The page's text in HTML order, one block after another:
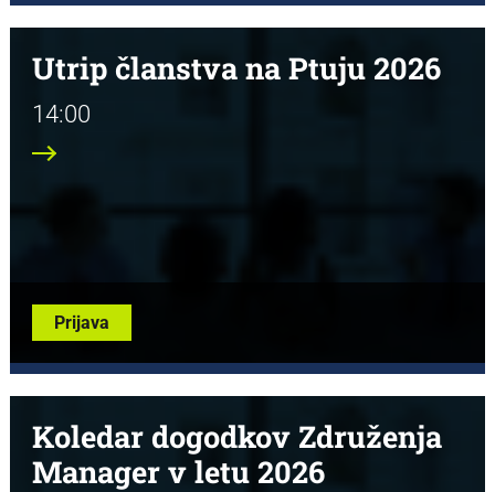
Utrip članstva na Ptuju 2026
14:00
Prijava
Koledar dogodkov Združenja
Manager v letu 2026